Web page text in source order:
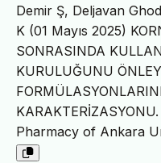
Demir Ş, Deljavan
K (01 Mayıs 2025)
SONRASINDA
KURULUĞUNU
Pharmacy of Ankara